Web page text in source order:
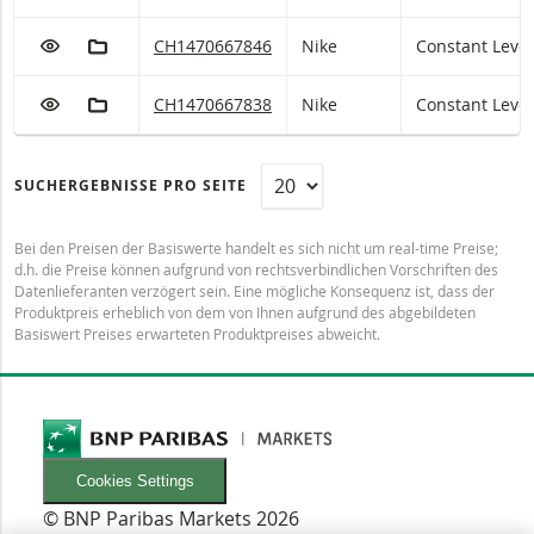
ZUR WATCHLIST HINZUFÜGEN
ZUM FIKTIVEN PORTFOLIO HINZUFÜGEN
Nike Constant Leverage mit ISIN code:
CH1470667846 Nike Constant
ZUR WATCHLIST HINZUFÜGEN
ZUM FIKTIVEN PORTFOLIO HINZUFÜGEN
Nike Constant Leverage mit ISIN code:
CH1470667838 Nike Constant
SUCHERGEBNISSE PRO SEITE
Bei den Preisen der Basiswerte handelt es sich nicht um real-time Preise;
d.h. die Preise können aufgrund von rechtsverbindlichen Vorschriften des
Datenlieferanten verzögert sein. Eine mögliche Konsequenz ist, dass der
Produktpreis erheblich von dem von Ihnen aufgrund des abgebildeten
Basiswert Preises erwarteten Produktpreises abweicht.
Cookies Settings
© BNP Paribas Markets 2026